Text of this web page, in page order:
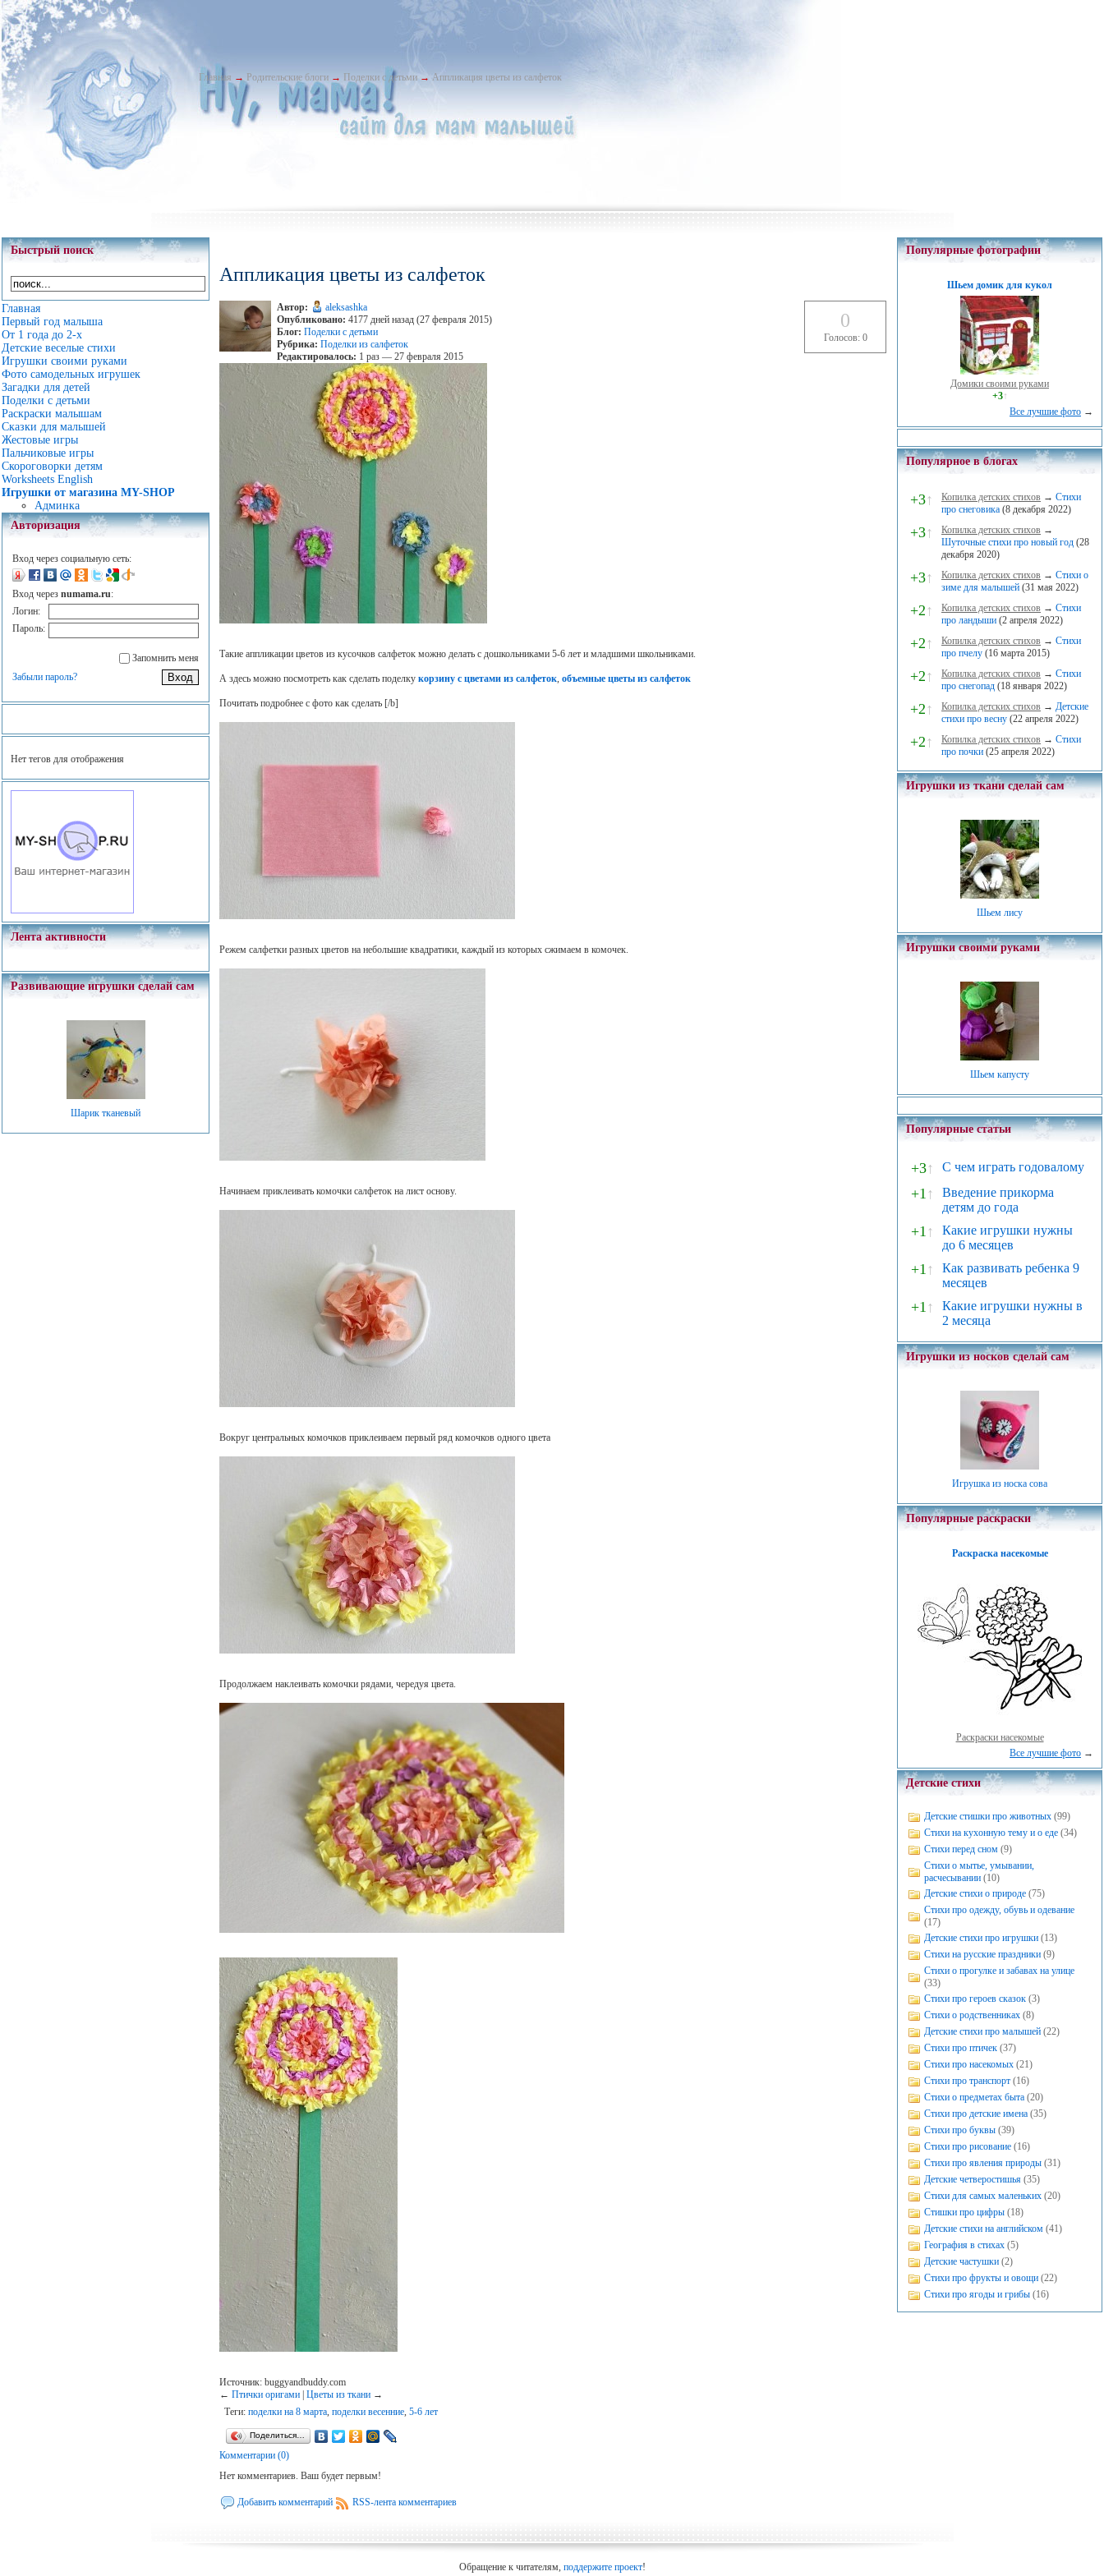
Главная → Родительские блоги → Поделки с детьми → Аппликация цветы из салфеток
Быстрый поиск
Главная
Первый год малыша
От 1 года до 2-х
Детские веселые стихи
Игрушки своими руками
Фото самодельных игрушек
Загадки для детей
Поделки с детьми
Раскраски малышам
Сказки для малышей
Жестовые игры
Пальчиковые игры
Скороговорки детям
Worksheets English
Игрушки от магазина MY-SHOP
Админка
Авторизация
Вход через социальную сеть:
Вход через numama.ru:
Логин:
Пароль:
Запомнить меня
Забыли пароль?
Нет тегов для отображения
Лента активности
Развивающие игрушки сделай сам
Шарик тканевый
Аппликация цветы из салфеток
Автор:
aleksashka
Опубликовано: 4177 дней назад (27 февраля 2015)
Блог: Поделки с детьми
Рубрика: Поделки из салфеток
Редактировалось: 1 раз — 27 февраля 2015
0
Голосов: 0
Такие аппликации цветов из кусочков салфеток можно делать с дошкольниками 5-6 лет и младшими школьниками.
А здесь можно посмотреть как сделать поделкукорзину с цветами из салфеток,объемные цветы из салфеток
Почитать подробнее с фото как сделать [/b]
Режем салфетки разных цветов на небольшие квадратики, каждый из которых сжимаем в комочек.
Начинаем приклеивать комочки салфеток на лист основу.
Вокруг центральных комочков приклеиваем первый ряд комочков одного цвета
Продолжаем наклеивать комочки рядами, чередуя цвета.
Источник: buggyandbuddy.com
←Птички оригами |Цветы из ткани →
Теги:поделки на 8 марта,поделки весенние,5-6 лет
Поделиться…
Комментарии (0)
Нет комментариев. Ваш будет первым!
Добавить комментарий RSS-лента комментариев
Популярные фотографии
Шьем домик для кукол
Домики своими руками
+3↑
Все лучшие фото →
Популярное в блогах
+3↑ Копилка детских стихов → Стихи
про снеговика (8 декабря 2022)
+3↑ Копилка детских стихов →
Шуточные стихи про новый год (28
декабря 2020)
+3↑ Копилка детских стихов → Стихи о
зиме для малышей (31 мая 2022)
+2↑ Копилка детских стихов → Стихи
про ландыши (2 апреля 2022)
+2↑ Копилка детских стихов → Стихи
про пчелу (16 марта 2015)
+2↑ Копилка детских стихов → Стихи
про снегопад (18 января 2022)
+2↑ Копилка детских стихов → Детские
стихи про весну (22 апреля 2022)
+2↑ Копилка детских стихов → Стихи
про почки (25 апреля 2022)
Игрушки из ткани сделай сам
Шьем лису
Игрушки своими руками
Шьем капусту
Популярные статьи
+3↑ С чем играть годовалому
+1↑
Введение прикорма
детям до года
+1↑
Какие игрушки нужны
до 6 месяцев
+1↑
Как развивать ребенка 9
месяцев
+1↑
Какие игрушки нужны в
2 месяца
Игрушки из носков сделай сам
Игрушка из носка сова
Популярные раскраски
Раскраска насекомые
Раскраски насекомые
Все лучшие фото →
Детские стихи
Детские стишки про животных (99)
Стихи на кухонную тему и о еде (34)
Стихи перед сном (9)
Стихи о мытье, умывании,
расчесывании (10)
Детские стихи о природе (75)
Стихи про одежду, обувь и одевание
(17)
Детские стихи про игрушки (13)
Стихи на русские праздники (9)
Стихи о прогулке и забавах на улице
(33)
Стихи про героев сказок (3)
Стихи о родственниках (8)
Детские стихи про малышей (22)
Стихи про птичек (37)
Стихи про насекомых (21)
Стихи про транспорт (16)
Стихи о предметах быта (20)
Стихи про детские имена (35)
Стихи про буквы (39)
Стихи про рисование (16)
Стихи про явления природы (31)
Детские четверостишья (35)
Стихи для самых маленьких (20)
Стишки про цифры (18)
Детские стихи на английском (41)
География в стихах (5)
Детские частушки (2)
Стихи про фрукты и овощи (22)
Стихи про ягоды и грибы (16)
Обращение к читателям, поддержите проект!